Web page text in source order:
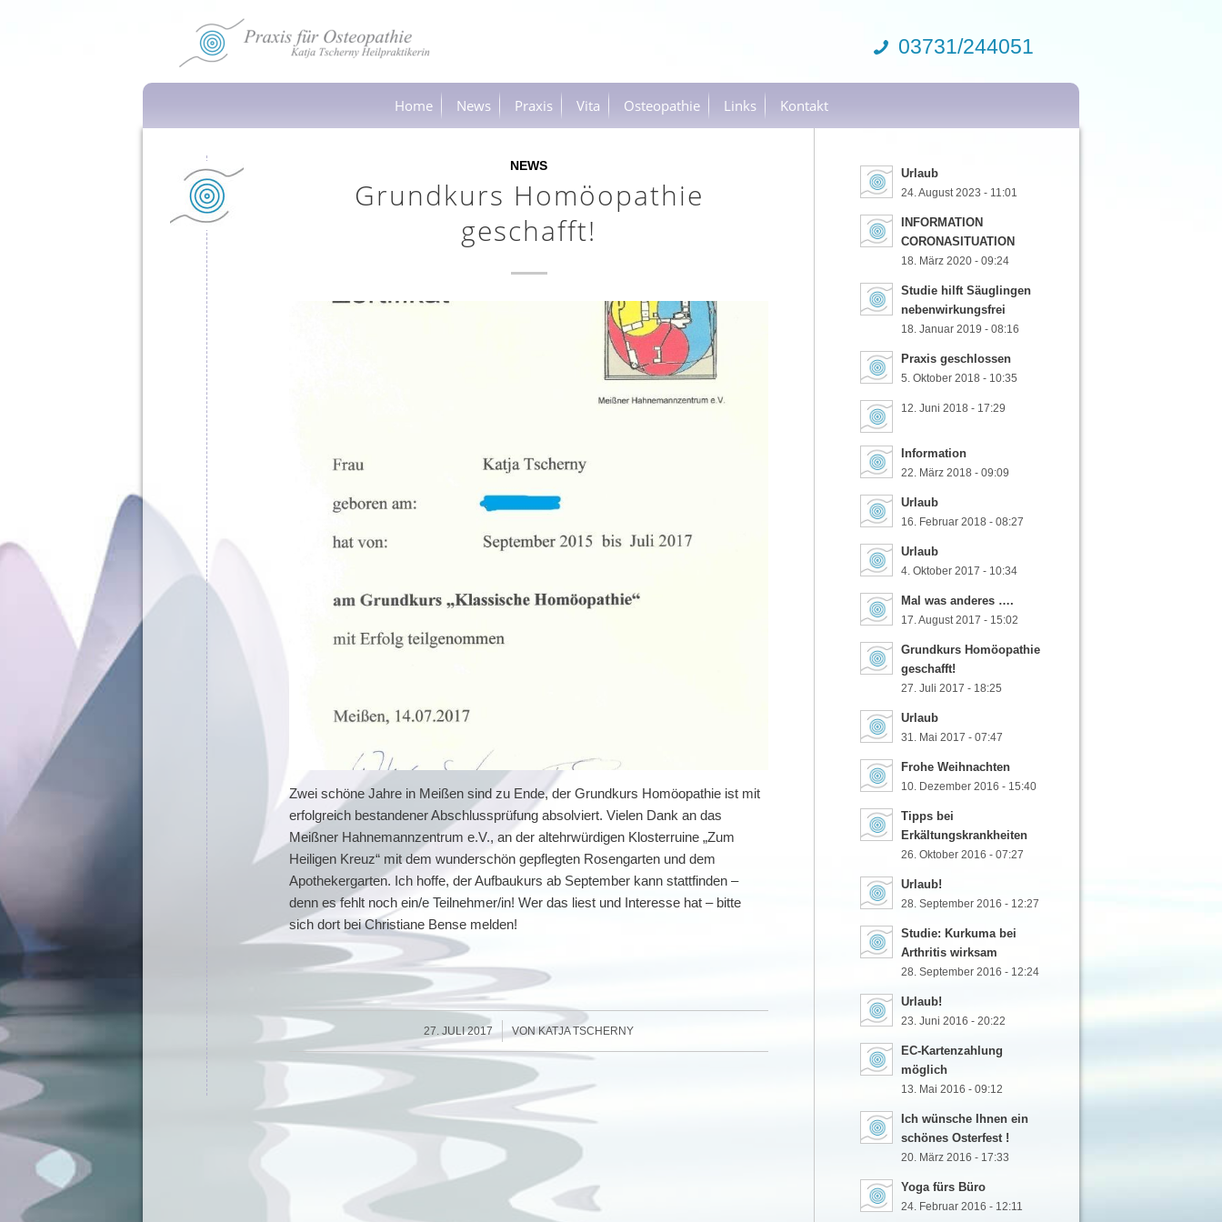
03731/244051
Home News Praxis Vita Osteopathie Links Kontakt
NEWS
Grundkurs Homöopathie
geschafft!
Zwei schöne Jahre in Meißen sind zu Ende, der Grundkurs Homöopathie ist mit
erfolgreich bestandener Abschlussprüfung absolviert. Vielen Dank an das
Meißner Hahnemannzentrum e.V., an der altehrwürdigen Klosterruine „Zum
Heiligen Kreuz“ mit dem wunderschön gepflegten Rosengarten und dem
Apothekergarten. Ich hoffe, der Aufbaukurs ab September kann stattfinden –
denn es fehlt noch ein/e Teilnehmer/in! Wer das liest und Interesse hat – bitte
sich dort bei Christiane Bense melden!
27. JULI 2017
/ VON KATJA TSCHERNY
Urlaub
24. August 2023 - 11:01
INFORMATION
CORONASITUATION
18. März 2020 - 09:24
Studie hilft Säuglingen
nebenwirkungsfrei
18. Januar 2019 - 08:16
Praxis geschlossen
5. Oktober 2018 - 10:35
12. Juni 2018 - 17:29
Information
22. März 2018 - 09:09
Urlaub
16. Februar 2018 - 08:27
Urlaub
4. Oktober 2017 - 10:34
Mal was anderes ….
17. August 2017 - 15:02
Grundkurs Homöopathie
geschafft!
27. Juli 2017 - 18:25
Urlaub
31. Mai 2017 - 07:47
Frohe Weihnachten
10. Dezember 2016 - 15:40
Tipps bei
Erkältungskrankheiten
26. Oktober 2016 - 07:27
Urlaub!
28. September 2016 - 12:27
Studie: Kurkuma bei
Arthritis wirksam
28. September 2016 - 12:24
Urlaub!
23. Juni 2016 - 20:22
EC-Kartenzahlung
möglich
13. Mai 2016 - 09:12
Ich wünsche Ihnen ein
schönes Osterfest !
20. März 2016 - 17:33
Yoga fürs Büro
24. Februar 2016 - 12:11